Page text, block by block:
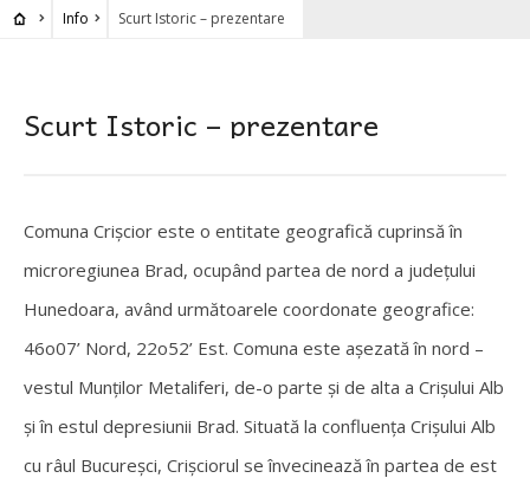
Info Scurt Istoric – prezentare
Scurt Istoric – prezentare
Comuna Crișcior este o entitate geografică cuprinsă în
microregiunea Brad, ocupând partea de nord a județului
Hunedoara, având următoarele coordonate geografice:
46o07’ Nord, 22o52’ Est. Comuna este așezată în nord –
vestul Munților Metaliferi, de-o parte și de alta a Crișului Alb
și în estul depresiunii Brad. Situată la confluența Crișului Alb
cu râul Bucureșci, Crișciorul se învecinează în partea de est